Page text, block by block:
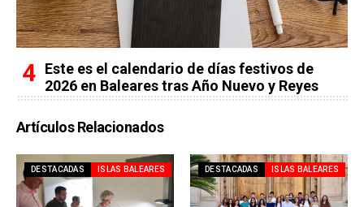
Este es el calendario de días festivos de
2026 en Baleares tras Año Nuevo y Reyes
Artículos Relacionados
DESTACADAS ISLAS BALEARES DESTACADAS ISLAS BALEARES